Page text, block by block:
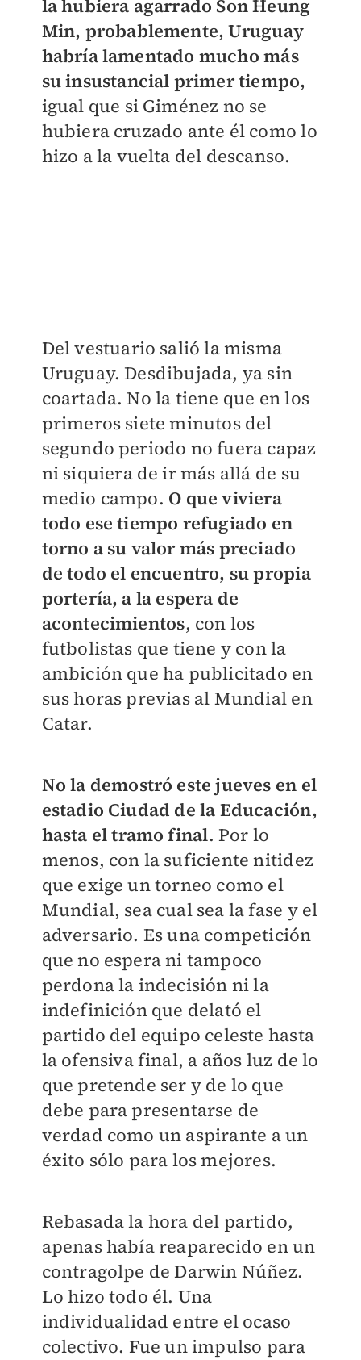
la hubiera agarrado Son Heung
Min, probablemente, Uruguay
habría lamentado mucho más
su insustancial primer tiempo,
igual que si Giménez no se
hubiera cruzado ante él como lo
hizo a la vuelta del descanso.
Del vestuario salió la misma
Uruguay. Desdibujada, ya sin
coartada. No la tiene que en los
primeros siete minutos del
segundo periodo no fuera capaz
ni siquiera de ir más allá de su
medio campo. O que viviera
todo ese tiempo refugiado en
torno a su valor más preciado
de todo el encuentro, su propia
portería, a la espera de
acontecimientos, con los
futbolistas que tiene y con la
ambición que ha publicitado en
sus horas previas al Mundial en
Catar.
No la demostró este jueves en el
estadio Ciudad de la Educación,
hasta el tramo final. Por lo
menos, con la suficiente nitidez
que exige un torneo como el
Mundial, sea cual sea la fase y el
adversario. Es una competición
que no espera ni tampoco
perdona la indecisión ni la
indefinición que delató el
partido del equipo celeste hasta
la ofensiva final, a años luz de lo
que pretende ser y de lo que
debe para presentarse de
verdad como un aspirante a un
éxito sólo para los mejores.
Rebasada la hora del partido,
apenas había reaparecido en un
contragolpe de Darwin Núñez.
Lo hizo todo él. Una
individualidad entre el ocaso
colectivo. Fue un impulso para